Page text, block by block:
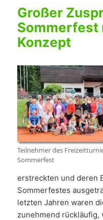
Großer
Sommerfest
Konzept
Teilnehmer des
Sommerfest
erstreckten und deren
Sommerfestes
letzten Jahren waren
zunehmend rückläufig,